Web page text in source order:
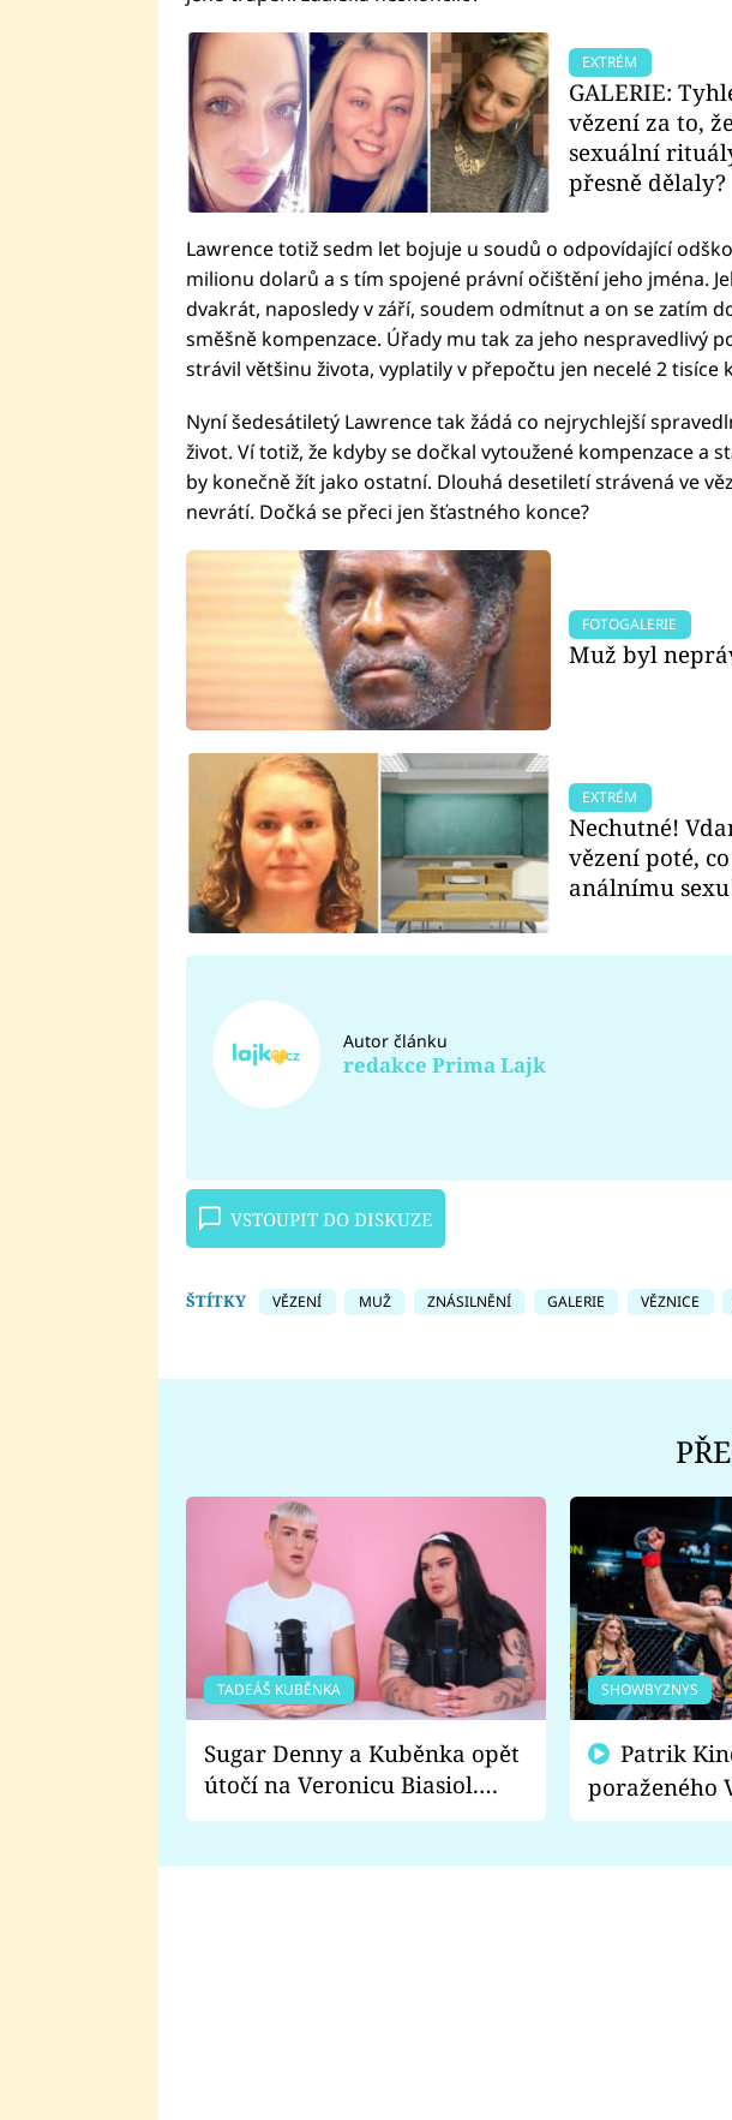
EXTRÉM
GALERIE:
vězení za to,
sexuální
přesně dělaly?
Lawrence totiž sedm let bojuje u soudů o odpovídající
milionu dolarů a s tím spojené právní očištění jeho jména.
dvakrát, naposledy v září, soudem odmítnut a on se zatím
směšně kompenzace. Úřady mu tak za jeho nespravedlivý
strávil většinu života, vyplatily v přepočtu jen necelé 2 tisíce
Nyní šedesátiletý Lawrence tak žádá co nejrychlejší
život. Ví totiž, že kdyby se dočkal vytoužené kompenzace a
by konečně žít jako ostatní. Dlouhá desetiletí strávená ve
nevrátí. Dočká se přeci jen šťastného konce?
FOTOGALERIE
Muž byl
EXTRÉM
Nechutné!
vězení poté,
análnímu
Autor článku
redakce Prima Lajk
VSTOUPIT DO DISKUZE
ŠTÍTKY VĚZENÍ MUŽ ZNÁSILNĚNÍ GALERIE VĚZNICE
TADEÁŠ KUBĚNKA
Sugar Denny a Kuběnka opět
útočí na Veronicu Biasiol.
Proč je podle nich falešná a
SHOWBYZNYS
poraženého
fanoušci